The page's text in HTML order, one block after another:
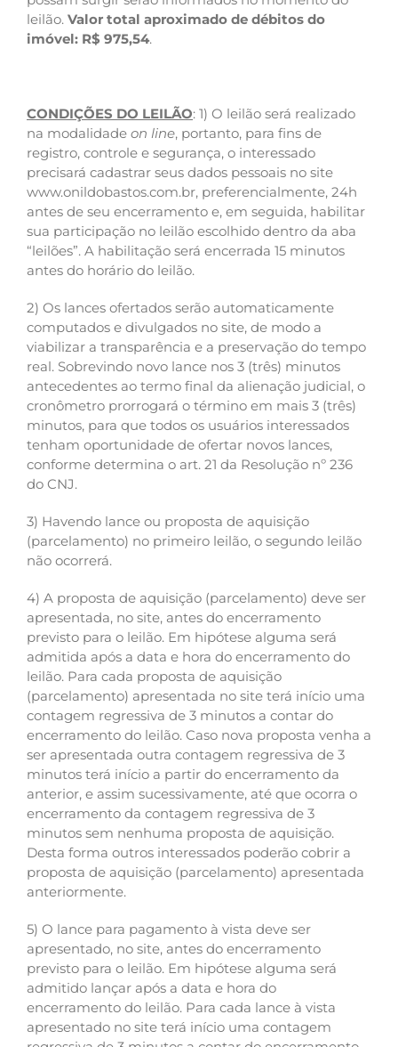
leilão. Valor total aproximado de débitos do
imóvel: R$ 975,54.
CONDIÇÕES DO LEILÃO: 1) O leilão será realizado
na modalidade on line, portanto, para fins de
registro, controle e segurança, o interessado
precisará cadastrar seus dados pessoais no site
www.onildobastos.com.br, preferencialmente, 24h
antes de seu encerramento e, em seguida, habilitar
sua participação no leilão escolhido dentro da aba
“leilões”. A habilitação será encerrada 15 minutos
antes do horário do leilão.
2) Os lances ofertados serão automaticamente
computados e divulgados no site, de modo a
viabilizar a transparência e a preservação do tempo
real. Sobrevindo novo lance nos 3 (três) minutos
antecedentes ao termo final da alienação judicial, o
cronômetro prorrogará o término em mais 3 (três)
minutos, para que todos os usuários interessados
tenham oportunidade de ofertar novos lances,
conforme determina o art. 21 da Resolução nº 236
do CNJ.
3) Havendo lance ou proposta de aquisição
(parcelamento) no primeiro leilão, o segundo leilão
não ocorrerá.
4) A proposta de aquisição (parcelamento) deve ser
apresentada, no site, antes do encerramento
previsto para o leilão. Em hipótese alguma será
admitida após a data e hora do encerramento do
leilão. Para cada proposta de aquisição
(parcelamento) apresentada no site terá início uma
contagem regressiva de 3 minutos a contar do
encerramento do leilão. Caso nova proposta venha a
ser apresentada outra contagem regressiva de 3
minutos terá início a partir do encerramento da
anterior, e assim sucessivamente, até que ocorra o
encerramento da contagem regressiva de 3
minutos sem nenhuma proposta de aquisição.
Desta forma outros interessados poderão cobrir a
proposta de aquisição (parcelamento) apresentada
anteriormente.
5) O lance para pagamento à vista deve ser
apresentado, no site, antes do encerramento
previsto para o leilão. Em hipótese alguma será
admitido lançar após a data e hora do
encerramento do leilão. Para cada lance à vista
apresentado no site terá início uma contagem